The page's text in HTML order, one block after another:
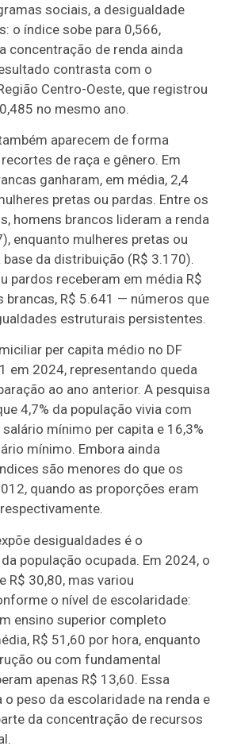
sociais, a desigualdade
o índice sobe para 0,566,
concentração de renda ainda
contrasta com o
Centro-Oeste, que registrou
no mesmo ano.
aparecem de forma
de raça e gênero. Em
ganharam, em média, 2,4
pretas ou pardas. Entre os
homens brancos lideram a renda
enquanto mulheres pretas ou
da distribuição (R$ 3.170).
pardos receberam em média R$
brancas, R$ 5.641 — números que
estruturais persistentes.
per capita médio no DF
em 2024, representando queda
ao ano anterior. A pesquisa
4,7% da população vivia com
mínimo per capita e 16,3%
mínimo. Embora ainda
são menores do que os
quando as proporções eram
desigualdades é o
população ocupada. Em 2024, o
R$ 30,80, mas variou
o nível de escolaridade:
ensino superior completo
R$ 51,60 por hora, enquanto
ou com fundamental
apenas R$ 13,60. Essa
peso da escolaridade na renda e
da concentração de recursos